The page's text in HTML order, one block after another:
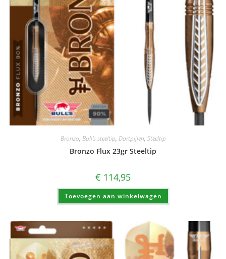
Bronzo, Bull's steeltip, Dartpijlen, Steeltip
Bronzo Flux 23gr Steeltip
€ 114,95
Toevoegen aan winkelwagen